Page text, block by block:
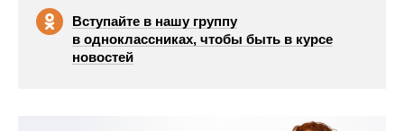
Вступайте в нашу группу
в одноклассниках, чтобы быть в курсе
новостей